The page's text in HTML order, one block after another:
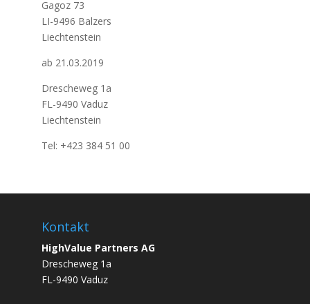
Gagoz 73
LI-9496 Balzers
Liechtenstein
ab 21.03.2019
Drescheweg 1a
FL-9490 Vaduz
Liechtenstein
Tel: +423 384 51 00
Kontakt
HighValue Partners AG
Drescheweg 1a
FL-9490 Vaduz